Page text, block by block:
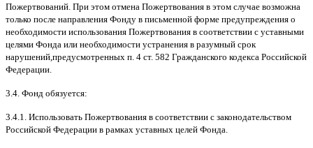
Пожертвований При этом отмена Пожертвования в этом случае возможна
только после направления Фонду в письменной форме предупреждения о
необходимости использования Пожертвования в соответствии с уставными
целями Фонда или необходимости устранения в разумный срок
нарушений предусмотренных п . 4 ст. 582 Гражданского кодекса Российской
Федерации
3.4. Фонд обязуется:
3.4.1. Использовать Пожертвования в соответствии с законодательством
Российской Федерации в рамках уставных целей Фонда